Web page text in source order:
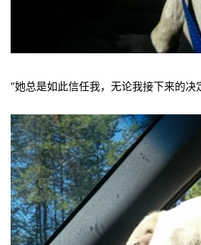
“她总是如此信任我，无论我接下来的决